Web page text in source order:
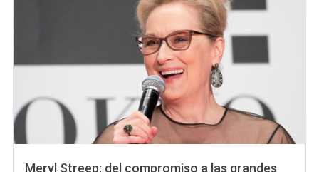
Meryl Streep: del compromiso a las grandes